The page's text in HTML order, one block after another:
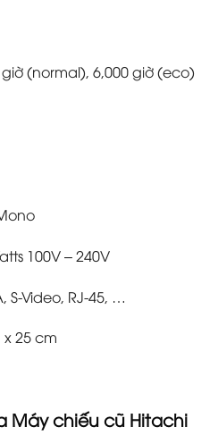
(normal), 6,000 giờ (eco)
100V – 240V
S-Video, RJ-45, …
25 cm
Máy chiếu cũ Hitachi